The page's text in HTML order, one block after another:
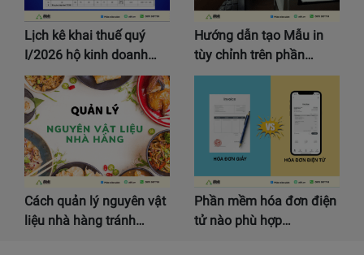
Lịch kê khai thuế quý
I/2026 hộ kinh doanh…
Hướng dẫn tạo Mẫu in
tùy chỉnh trên phần…
Cách quản lý nguyên vật
liệu nhà hàng tránh…
Phần mềm hóa đơn điện
tử nào phù hợp…